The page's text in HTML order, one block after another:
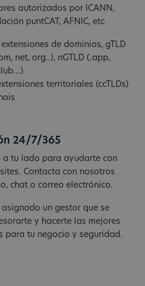
autorizados por ICANN,
puntCAT, AFNIC, etc
de dominios, gTLD
net, org..), nGTLD (.app,
territoriales (ccTLDs)
24/7/365
a tu lado para ayudarte con
Contacta con nosotros
chat o correo electrónico.
asignado un gestor que se
y hacerte las mejores
para tu negocio y seguridad.